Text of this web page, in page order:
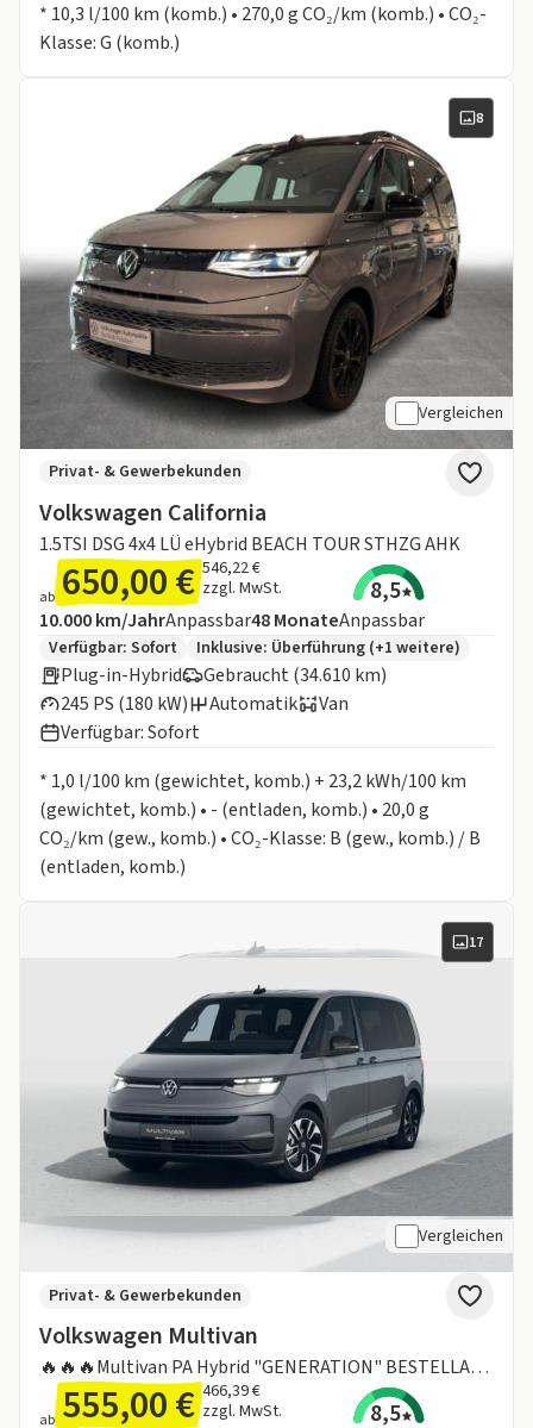
* 10,3 l/100 km (komb.) • 270,0 g CO₂/km (komb.) • CO₂-
Klasse: G (komb.)
8
Vergleichen
Volkswagen California
1.5TSI DSG 4x4 LÜ eHybrid BEACH TOUR STHZG AHK
Privat- & Gewerbekunden
ab 650,00 € 546,22 €
zzgl. MwSt.
8,5
Angebotsdetails:
Inklusive Laufleistung
10.000 km/JahrAnpassbarLaufzeit
48MonateAnpassbar
Zusätzliche Fahrzeuginformationen:
Verfügbar: Sofort Inklusive: Überführung (+1 weitere)
Plug-in-Hybrid
Gebraucht (34.610 km)
245 PS (180 kW)
Automatik
Van
Verfügbar: Sofort
* 1,0 l/100 km (gewichtet, komb.) + 23,2 kWh/100 km
(gewichtet, komb.) • - (entladen, komb.) • 20,0 g
CO₂/km (gew., komb.) • CO₂-Klasse: B (gew., komb.) / B
(entladen, komb.)
17
Vergleichen
Volkswagen Multivan
🔥🔥🔥Multivan PA Hybrid "GENERATION" BESTELLAKTION 🔥🔥🔥
Privat- & Gewerbekunden
ab 555,00 € 466,39 €
zzgl. MwSt.
8,5